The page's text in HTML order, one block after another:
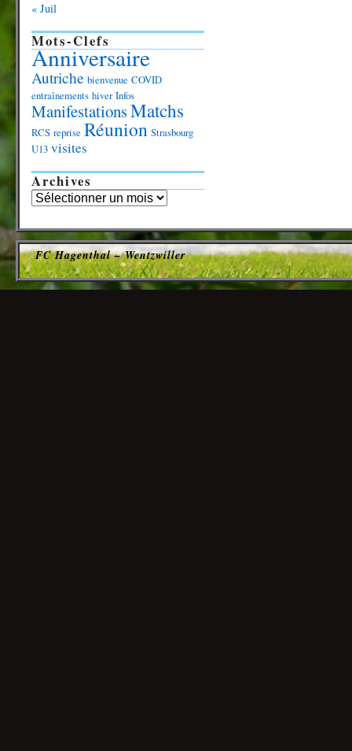
« Juil
Mots-Clefs
Anniversaire
Autriche bienvenue COVID
entraînements hiver Infos
ManifestationsMatchs
RCS reprise Réunion Strasbourg
U13 visites
Archives
FC Hagenthal – Wentzwiller